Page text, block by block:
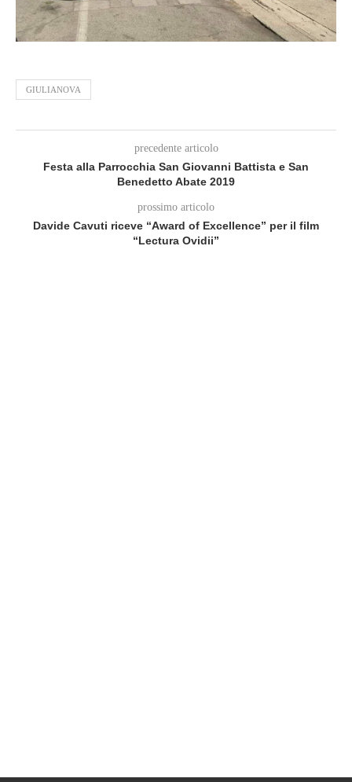
GIULIANOVA
precedente articolo
Festa alla Parrocchia San Giovanni Battista e San
Benedetto Abate 2019
prossimo articolo
Davide Cavuti riceve “Award of Excellence” per il film
“Lectura Ovidii”